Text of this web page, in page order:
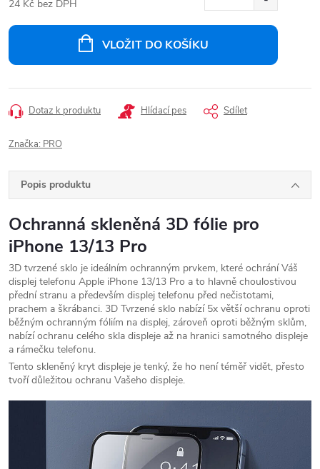
24 Kč bez DPH
VLOŽIT DO KOŠÍKU
Dotaz k produktu Hlídací pes Sdílet
Značka: PRO
Popis produktu
Ochranná skleněná 3D fólie pro
iPhone 13/13 Pro
3D tvrzené sklo je ideálním ochranným prvkem, které ochrání Váš
displej telefonu Apple iPhone 13/13 Pro a to hlavně choulostivou
přední stranu a především displej telefonu před nečistotami,
prachem a škrábanci. 3D Tvrzené sklo nabízí 5x větší ochranu oproti
běžným ochranným fóliím na displej, zároveň oproti běžným sklům,
nabízí ochranu celého skla displeje až na hranici samotného displeje
a rámečku telefonu.
Tento skleněný kryt displeje je tenký, že ho není téměř vidět, přesto
tvoří důležitou ochranu Vašeho displeje.